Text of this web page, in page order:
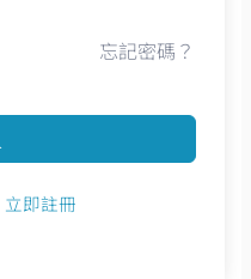
忘記密碼？
立即註冊